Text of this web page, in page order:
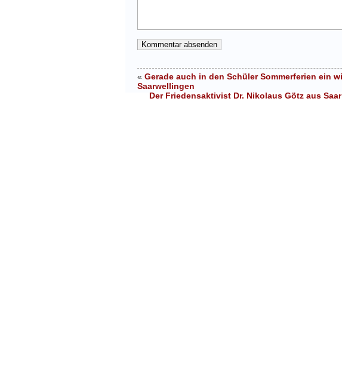
« Gerade auch in den Schüler Sommerferien ein
Saarwellingen
Der Friedensaktivist Dr. Nikolaus Götz aus